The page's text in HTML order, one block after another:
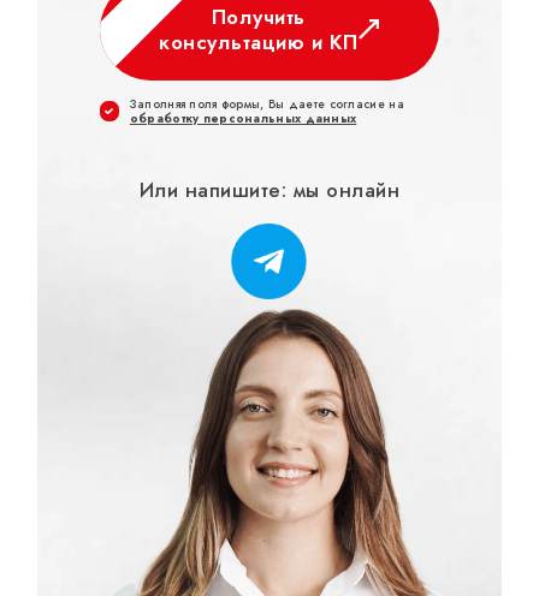
Получить
консультацию и КП
Заполняя поля формы, Вы даете согласие на
обработку персональных данных
Или напишите: мы онлайн